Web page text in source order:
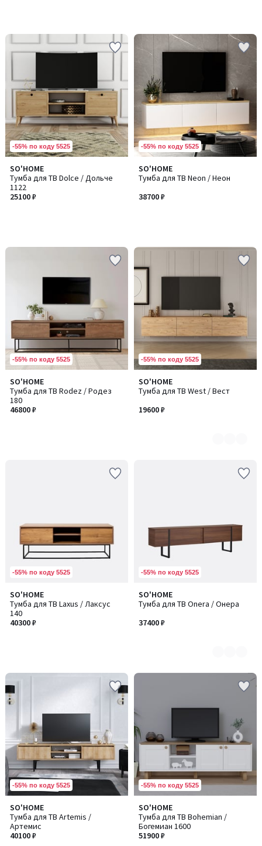
-55% по коду 5525
SO'HOME
Тумба для ТВ Dolce / Дольче
1122
25100 ₽
-55% по коду 5525
SO'HOME
Тумба для ТВ Neon / Неон
38700 ₽
-55% по коду 5525
SO'HOME
Тумба для ТВ Rodez / Родез
180
46800 ₽
-55% по коду 5525
SO'HOME
Тумба для ТВ West / Вест
19600 ₽
Количество
цветов:
2
-55% по коду 5525
SO'HOME
Тумба для ТВ Laxus / Лаксус
140
40300 ₽
-55% по коду 5525
SO'HOME
Тумба для ТВ Onera / Онера
37400 ₽
Количество
цветов:
3
-55% по коду 5525
SO'HOME
Тумба для ТВ Artemis /
Артемис
40100 ₽
-55% по коду 5525
SO'HOME
Тумба для ТВ Bohemian /
Богемиан 1600
51900 ₽